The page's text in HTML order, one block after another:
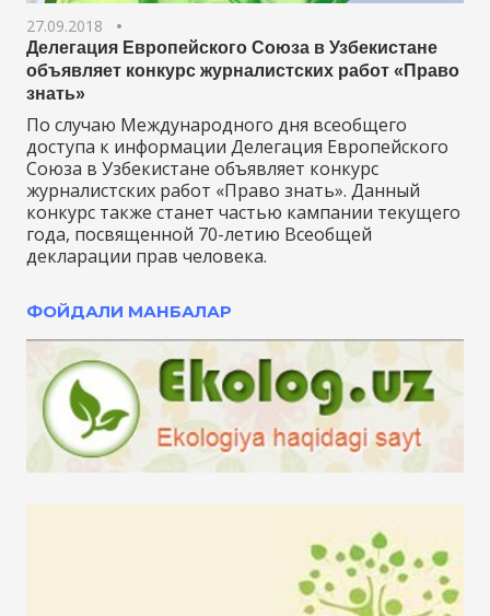
27.09.2018
Делегация Европейского Союза в Узбекистане
объявляет конкурс журналистских работ «Право
знать»
По случаю Международного дня всеобщего
доступа к информации Делегация Европейского
Союза в Узбекистане объявляет конкурс
журналистских работ «Право знать». Данный
конкурс также станет частью кампании текущего
года, посвященной 70-летию Всеобщей
декларации прав человека.
ФОЙДАЛИ МАНБАЛАР